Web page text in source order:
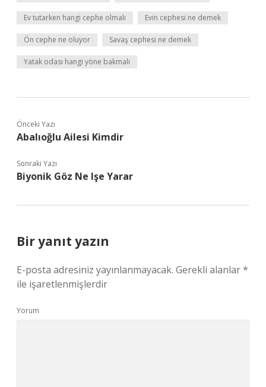
Ev tutarken hangi cephe olmalı Evin cephesi ne demek
Ön cephe ne oluyor Savaş cephesi ne demek
Yatak odası hangi yöne bakmalı
Önceki Yazı
Abalıoğlu Ailesi Kimdir
Sonraki Yazı
Biyonik Göz Ne Işe Yarar
Bir yanıt yazın
E-posta adresiniz yayınlanmayacak. Gerekli alanlar*
ile işaretlenmişlerdir
Yorum